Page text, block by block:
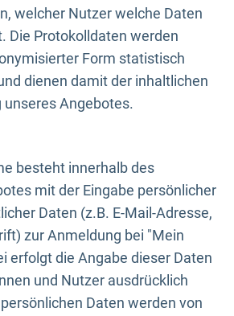
welcher Nutzer welche Daten
Die Protokolldaten werden
Form statistisch
dienen damit der inhaltlichen
unseres Angebotes.
besteht innerhalb des
mit der Eingabe persönlicher
Daten (z.B. E-Mail-Adresse,
zur Anmeldung bei "Mein
erfolgt die Angabe dieser Daten
und Nutzer ausdrücklich
Daten werden von